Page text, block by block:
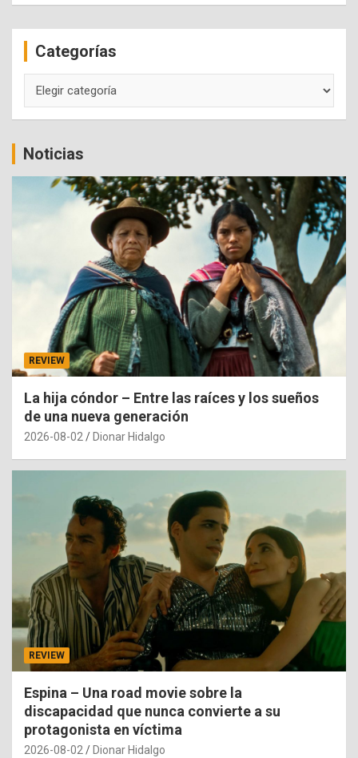
c
Categorías
Noticias
REVIEW
La hija cóndor – Entre las raíces y los sueños
de una nueva generación
2026-08-02 Dionar Hidalgo
REVIEW
Espina – Una road movie sobre la
discapacidad que nunca convierte a su
protagonista en víctima
2026-08-02 Dionar Hidalgo